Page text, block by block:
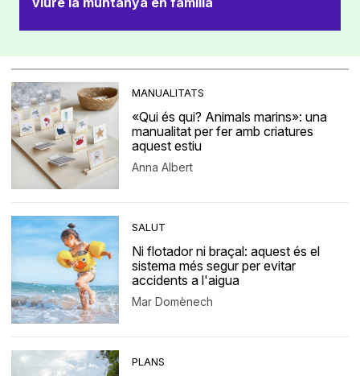
MANUALITATS
«Qui és qui? Animals marins»: una
manualitat per fer amb criatures
aquest estiu
Anna Albert
SALUT
Ni flotador ni braçal: aquest és el
sistema més segur per evitar
accidents a l'aigua
Mar Domènech
PLANS